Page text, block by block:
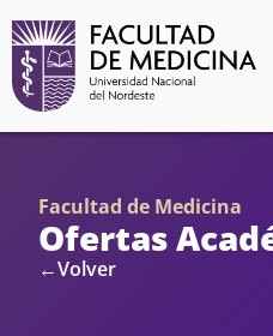
Facultad de Medicina
Ofertas
←Volver